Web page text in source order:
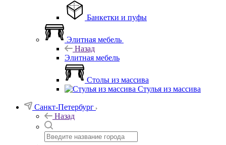
Банкетки и пуфы
Элитная мебель
Назад
Элитная мебель
Столы из массива
Стулья из массива
Санкт-Петербург
Назад